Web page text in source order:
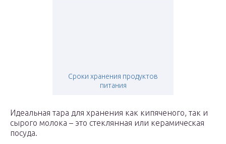
Сроки хранения продуктов
питания
Идеальная тара для хранения как кипяченого, так и
сырого молока – это стеклянная или керамическая
посуда.